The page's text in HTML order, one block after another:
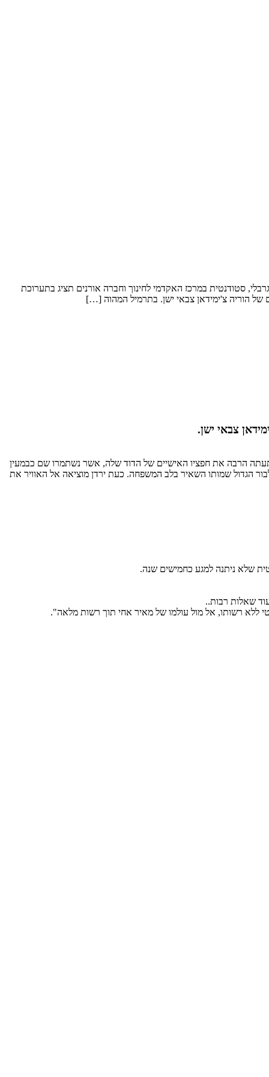
הלקוחה מתוך צ'ימידאן צבאי ישן. ירדן אלגרבלי, סטודנטית במרכז האקדמי לחינוך וחברה אורנים תציג בתערוכת
הרבה את חפציו האישיים של הדוד שלה, אשר נשתמרו שם כבמעין
היטב לבור הגדול שמותו השאיר בלב המשפחה. כעת ירדן מוציאה אל האוויר את
שלא ניתנה למגע כחמישים שנה.
שאלות רבות..